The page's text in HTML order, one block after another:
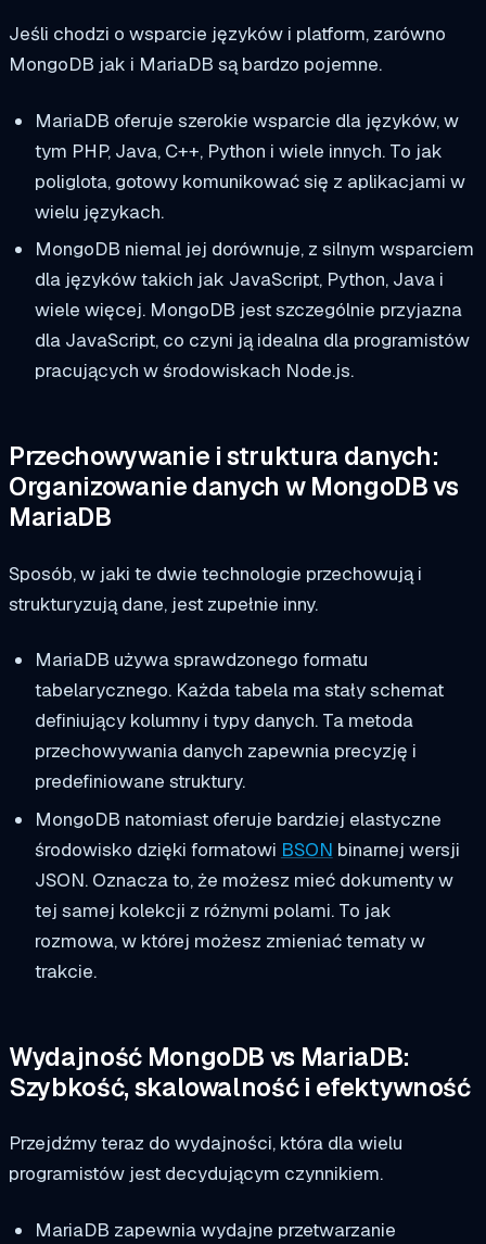
Jeśli chodzi o wsparcie języków i platform, zarówno
MongoDB jak i MariaDB są bardzo pojemne.
MariaDB oferuje szerokie wsparcie dla języków, w
tym PHP, Java, C++, Python i wiele innych. To jak
poliglota, gotowy komunikować się z aplikacjami w
wielu językach.
MongoDB niemal jej dorównuje, z silnym wsparciem
dla języków takich jak JavaScript, Python, Java i
wiele więcej. MongoDB jest szczególnie przyjazna
dla JavaScript, co czyni ją idealna dla programistów
pracujących w środowiskach Node.js.
Przechowywanie i struktura danych:
Organizowanie danych w MongoDB vs
MariaDB
Sposób, w jaki te dwie technologie przechowują i
strukturyzują dane, jest zupełnie inny.
MariaDB używa sprawdzonego formatu
tabelarycznego. Każda tabela ma stały schemat
definiujący kolumny i typy danych. Ta metoda
przechowywania danych zapewnia precyzję i
predefiniowane struktury.
MongoDB natomiast oferuje bardziej elastyczne
środowisko dzięki formatowi BSON binarnej wersji
JSON. Oznacza to, że możesz mieć dokumenty w
tej samej kolekcji z różnymi polami. To jak
rozmowa, w której możesz zmieniać tematy w
trakcie.
Wydajność MongoDB vs MariaDB:
Szybkość, skalowalność i efektywność
Przejdźmy teraz do wydajności, która dla wielu
programistów jest decydującym czynnikiem.
MariaDB zapewnia wydajne przetwarzanie